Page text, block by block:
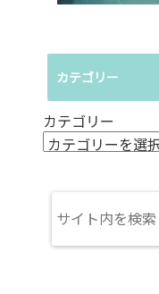
カテゴリー
カテゴリー